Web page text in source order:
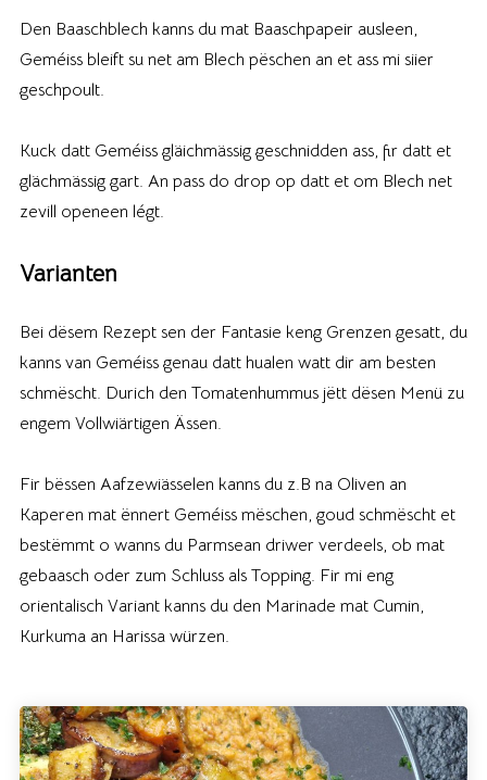
Den Baaschblech kanns du mat Baaschpapeir ausleen,
Geméiss bleift su net am Blech pëschen an et ass mi siier
geschpoult.
Kuck datt Geméiss gläichmässig geschnidden ass, fir datt et
glächmässig gart. An pass do drop op datt et om Blech net
zevill openeen légt.
Varianten
Bei dësem Rezept sen der Fantasie keng Grenzen gesatt, du
kanns van Geméiss genau datt hualen watt dir am besten
schmëscht. Durich den Tomatenhummus jëtt dësen Menü zu
engem Vollwiärtigen Ässen.
Fir bëssen Aafzewiässelen kanns du z.B na Oliven an
Kaperen mat ënnert Geméiss mëschen, goud schmëscht et
bestëmmt o wanns du Parmsean driwer verdeels, ob mat
gebaasch oder zum Schluss als Topping. Fir mi eng
orientalisch Variant kanns du den Marinade mat Cumin,
Kurkuma an Harissa würzen.